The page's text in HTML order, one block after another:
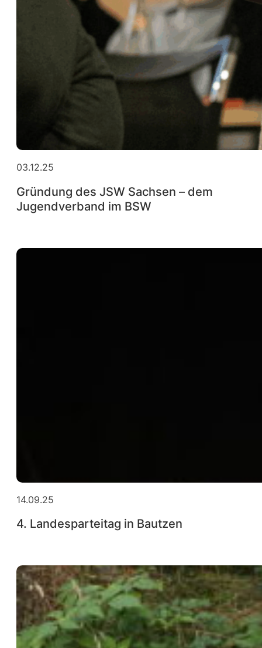
03.12.25
Gründung des JSW Sachsen – dem
Jugendverband im BSW
14.09.25
4. Landesparteitag in Bautzen